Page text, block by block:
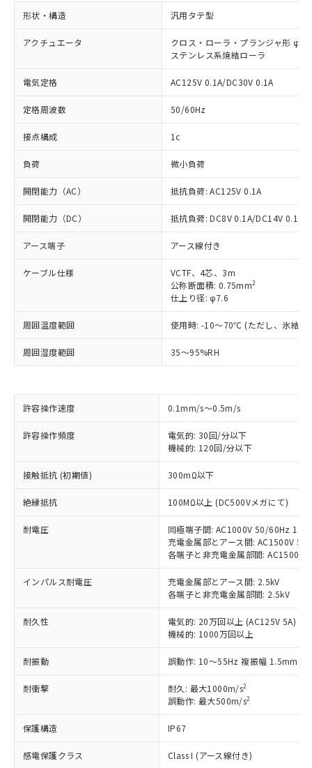
形状・構造 汎用タテ型
アクチュエータ
クロス・ローラ・プランジャ形
ステンレス系焼結ローラ
電気定格 AC125V 0.1A/DC30V 0.1A
定格周波数 50/60Hz
接点構成 1c
負荷 微小負荷
開閉能力（AC） 抵抗負荷: AC125V 0.1A
開閉能力（DC） 抵抗負荷: DC8V 0.1A/DC14V 0.1A/
アース端子 アース線付き
ケーブル仕様
VCTF、4芯、3m
公称断面積: 0.75mm2
仕上り径: φ7.6
周囲温度範囲 使用時: -10～70℃ (ただし、氷結し
周囲湿度範囲 35～95%RH
許容操作速度 0.1mm/s～0.5m/s
許容操作頻度
電気的: 30回/分以下
機械的: 120回/分以下
接触抵抗 (初期値) 300mΩ以下
絶縁抵抗 100MΩ以上 (DC500Vメガにて)
耐電圧
同極端子間: AC1000V 50/60Hz
充電金属部とアース間: AC1500V
各端子と非充電金属部間: AC1500V
インパルス耐電圧
充電金属部とアース間: 2.5kV
各端子と非充電金属部間: 2.5kV
耐久性
電気的: 20万回以上 (AC125V 5A)
機械的: 1000万回以上
耐振動 誤動作: 10～55Hz 複振幅 1.5mm
耐衝撃 耐久: 最大1000m/s2
誤動作: 最大500m/s2
保護構造 IP67
感電保護クラス Class I (アース線付き)
ご利用条件
以下の条件をお読みいただき、同意のうえ
本サービスは、当社制御機器事業取扱
商品の当社在庫状況および標準価格
(税抜)を提供させていただくもので
当社制御機器事業取扱商品の中には、
本サービスの対象外となる商品もある
ことをご了承ください。
在庫状況および標準価格照会結果は、
記載している更新日時点での社内デー
タに基づき作成されるものであり、閲
覧された時点での実際の在庫および標
了承ください。
※1 対応状況
対応済み：EU RoHS指令（10物質）の
非含有に対応した製品が提供可能な商品で
す。
対応予定：EU RoHS指令（10物質）の非含
有に対応した製品に切り替える予定のある
対応予定なし：EU RoHS指令（10物質）の
非含有に非対応の商品で、対応品を出す予
調査・確認中：EU RoHS指令（10物質）の
非含有の対応状況を調査中または確認中の
非該当品：ライセンス料など無形物で、有
害物質有無と関係のない商品です。
いたものが、含有品と判明した場合などや
むを得ず変更することがあります。
ミウム(Cd) 100ppm以下、
六価クロム(Cr(Ⅵ)) 1000ppm以下、ポリ臭化ビフェニル
類(PBB) 1000ppm以下、ポリ臭化ジフェニルエーテル類
(PBDE) 1000ppm以下、フタル酸ビス(2-エチルヘキシ
「○」：最大均質材料含有率が中国RoHSの
基準値以下であることを示します。
「×」：最大均質材料含有率が中国RoHSの
基準値を超えていることを示します。
「－」：未確認です。当社販売部門へお問
*中国RoHS10物質の基準値 (GB/T26572)：
Pb(鉛) :1000ppm、 Hg(水銀) : 1000ppm、 Cd(カドミウ
Cr(Ⅵ)(六価クロム) : 1000ppm、 PBBs(ポリ臭化ビフェ
為替および外国貿易法に定める商品
（以下｢規制貨物等」という）を輸出
または国外への提供する場合は、日本
国政府の輸出許可(または役務取引許
可)を取得するなどの必要な手続きを
とります。